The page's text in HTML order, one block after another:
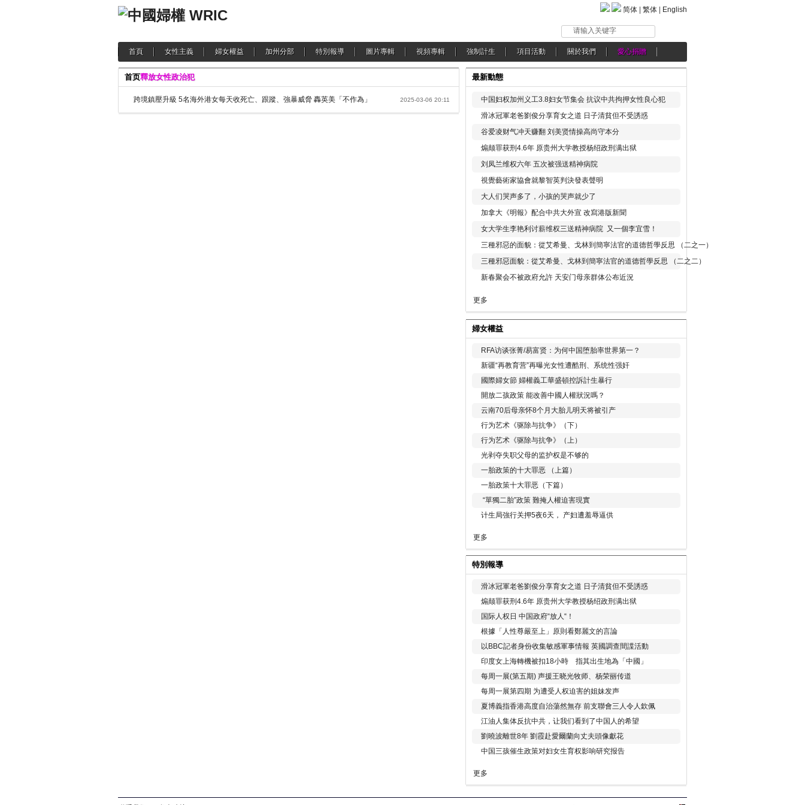
简体 繁体 English
请输入关键字
首頁 女性主義 婦女權益 加州分部 特別報導 圖片專輯 視頻專輯 強制計生 項目活動 關於我們 愛心捐贈
首页釋放女性政治犯
跨境鎮壓升級 5名海外港女每天收死亡、跟蹤、強暴威脅 轟英美「不作為」 2025-03-06 20:11
最新動態
中国妇权加州义工3.8妇女节集会 抗议中共拘押女性良心犯
滑冰冠軍老爸劉俊分享育女之道 日子清貧但不受誘惑
谷爱凌财气冲天赚翻 刘美贤情操高尚守本分
煽颠罪获刑4.6年 原贵州大学教授杨绍政刑满出狱
刘凤兰维权六年 五次被强送精神病院
視覺藝術家協會就黎智英判決發表聲明
大人们哭声多了，小孩的哭声就少了
加拿大《明報》配合中共大外宣 改寫港版新聞
女大学生李艳利讨薪维权三送精神病院 又一個李宜雪！
三種邪惡的面貌：從艾希曼、戈林到簡寧法官的道德哲學反思 （二之一）
三種邪惡面貌：從艾希曼、戈林到簡寧法官的道德哲學反思 （二之二）
新春聚会不被政府允許 天安门母亲群体公布近況
更多
婦女權益
RFA访谈张菁/易富贤：为何中国堕胎率世界第一？
新疆“再教育营”再曝光女性遭酷刑、系统性强奸
國際婦女節 婦權義工華盛頓控訴計生暴行
開放二孩政策 能改善中國人權狀況嗎？
云南70后母亲怀8个月大胎儿明天将被引产
行为艺术《驱除与抗争》（下）
行为艺术《驱除与抗争》（上）
光剥夺失职父母的监护权是不够的
一胎政策的十大罪恶 （上篇）
一胎政策十大罪恶（下篇）
“單獨二胎”政策 難掩人權迫害現實
计生局強行关押5夜6天， 产妇遭羞辱逼供
更多
特別報導
滑冰冠軍老爸劉俊分享育女之道 日子清貧但不受誘惑
煽颠罪获刑4.6年 原贵州大学教授杨绍政刑满出狱
国际人权日 中国政府“放人“！
根據「人性尊嚴至上」原則看鄭麗文的言論
以BBC記者身份收集敏感軍事情報 英國調查間諜活動
印度女上海轉機被扣18小時 指其出生地為「中國」
每周一展(第五期) 声援王晓光牧师、杨荣丽传道
每周一展第四期 为遭受人权迫害的姐妹发声
夏博義指香港高度自治蕩然無存 前支聯會三人令人欽佩
江油人集体反抗中共，让我们看到了中国人的希望
劉曉波離世8年 劉霞赴愛爾蘭向丈夫頭像獻花
中国三孩催生政策对妇女生育权影响研究报告
更多